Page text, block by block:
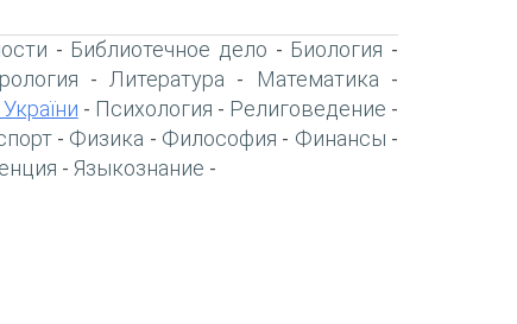
- Библиотечное дело - Биология -
- Литература - Математика -
- Психология - Религоведение -
- Физика - Философия - Финансы -
- Языкознание -